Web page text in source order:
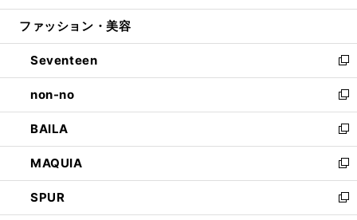
開
ウ
開
く
ン
ウ
で
開
く
ウ
ン
ド
ウ
で
開
く
ファッション・美容
Seventeen
新
し
い
ウ
ィ
ン
ド
ウ
で
開
non-no
新
し
い
ウ
ィ
ン
ド
ウ
BAILA
新
し
い
ウ
ィ
ン
MAQUIA
新
し
い
ウ
SPUR
新